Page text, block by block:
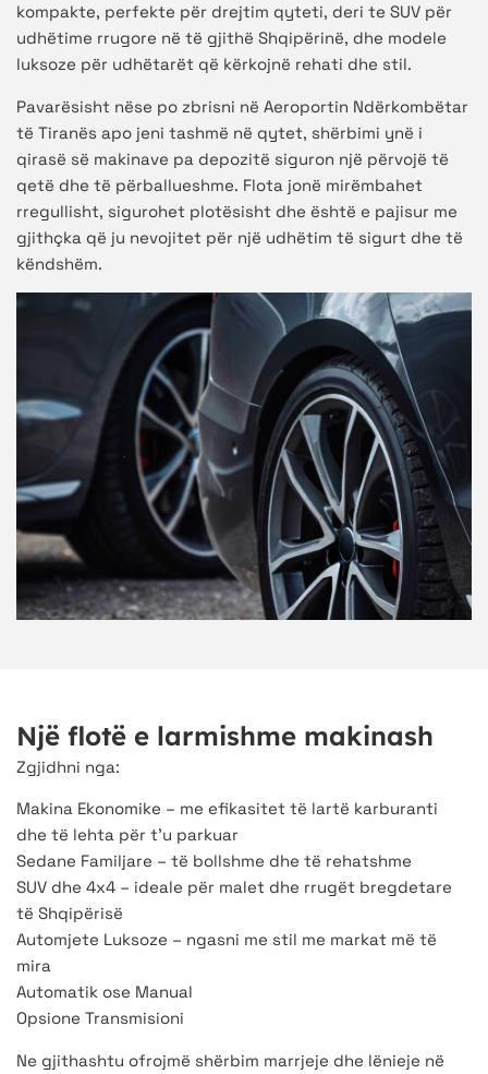
kompakte, perfekte për drejtim qyteti, deri te SUV për
udhëtime rrugore në të gjithë Shqipërinë, dhe modele
luksoze për udhëtarët që kërkojnë rehati dhe stil.
Pavarësisht nëse po zbrisni në Aeroportin Ndërkombëtar
të Tiranës apo jeni tashmë në qytet, shërbimi ynë i
qirasë së makinave pa depozitë siguron një përvojë të
qetë dhe të përballueshme. Flota jonë mirëmbahet
rregullisht, sigurohet plotësisht dhe është e pajisur me
gjithçka që ju nevojitet për një udhëtim të sigurt dhe të
këndshëm.
Një flotë e larmishme makinash
Zgjidhni nga:
Makina Ekonomike – me efikasitet të lartë karburanti
dhe të lehta për t’u parkuar
Sedane Familjare – të bollshme dhe të rehatshme
SUV dhe 4x4 – ideale për malet dhe rrugët bregdetare
të Shqipërisë
Automjete Luksoze – ngasni me stil me markat më të
mira
Automatik ose Manual
Opsione Transmisioni
Ne gjithashtu ofrojmë shërbim marrjeje dhe lënieje në